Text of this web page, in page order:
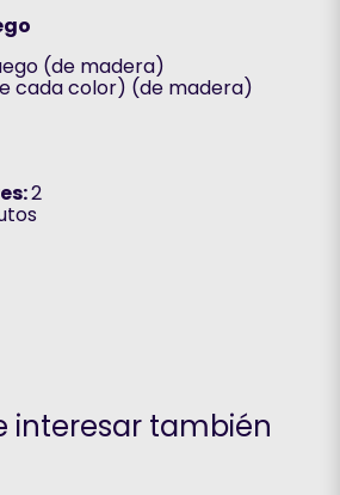
(de madera)
cada color) (de madera)
2
interesar también